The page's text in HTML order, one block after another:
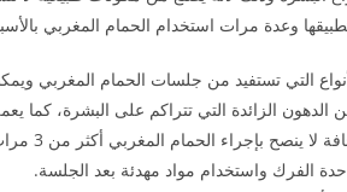
وعدة مرات استخدام الحمام المغربي
الدهون الزائدة التي تتراكم على البشرة، كما
بينما
الفرك واستخدام مواد مهدئة بعد الجلسة.